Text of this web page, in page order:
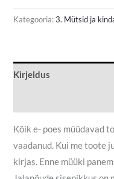
Kategooria:3. Mütsid ja
Kirjeldus
Kõik e- poes müüdavad
vaadanud. Kui me toote
kirjas. Enne müüki